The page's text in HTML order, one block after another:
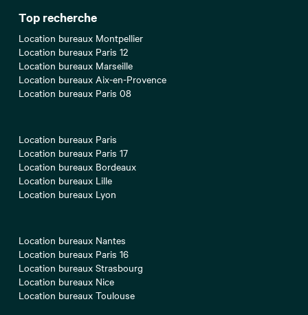
Top recherche
Location bureaux Montpellier
Location bureaux Paris 12
Location bureaux Marseille
Location bureaux Aix-en-Provence
Location bureaux Paris 08
Location bureaux Paris
Location bureaux Paris 17
Location bureaux Bordeaux
Location bureaux Lille
Location bureaux Lyon
Location bureaux Nantes
Location bureaux Paris 16
Location bureaux Strasbourg
Location bureaux Nice
Location bureaux Toulouse